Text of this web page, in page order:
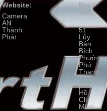
Website:
Camera
AN
Thành
Phát
Địa
Chỉ:
51
Lũy
Bán
Bích,
Phường
Phú
Thạnh,
Thành
phố
Hồ
Chí
Minh